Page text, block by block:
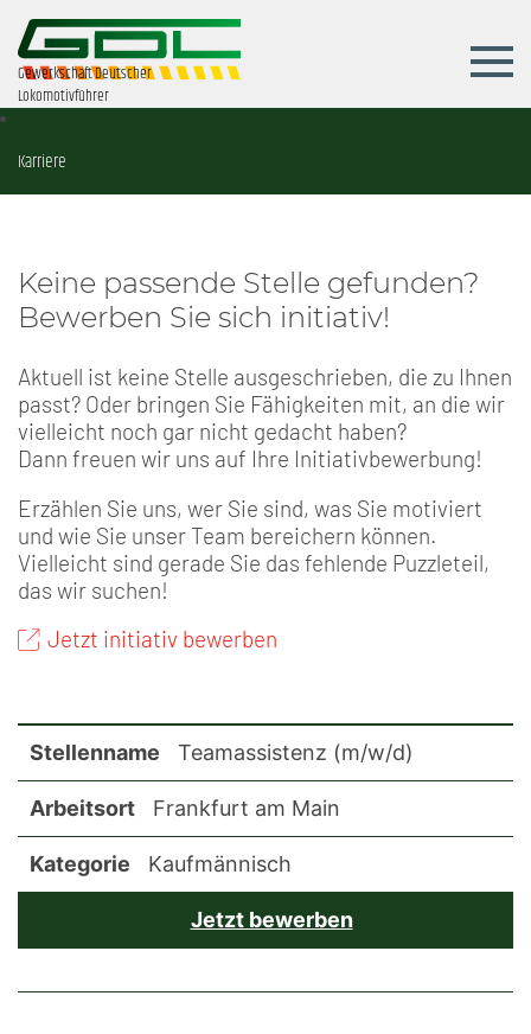
Gewerkschaft Deutscher
Lokomotivführer
Karriere
Keine passende Stelle gefunden?
Bewerben Sie sich initiativ!
Aktuell ist keine Stelle ausgeschrieben, die zu Ihnen
passt? Oder bringen Sie Fähigkeiten mit, an die wir
vielleicht noch gar nicht gedacht haben?
Dann freuen wir uns auf Ihre Initiativbewerbung!
Erzählen Sie uns, wer Sie sind, was Sie motiviert
und wie Sie unser Team bereichern können.
Vielleicht sind gerade Sie das fehlende Puzzleteil,
das wir suchen!
Jetzt initiativ bewerben